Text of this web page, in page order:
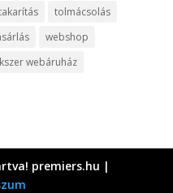
tolmácsolás
webshop
webáruház
premiers.hu |